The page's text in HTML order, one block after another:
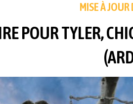
MISE À
POUR TYLER,